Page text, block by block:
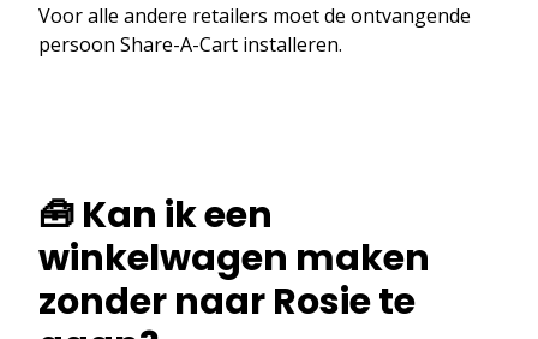
Voor alle andere retailers moet de ontvangende
persoon Share-A-Cart installeren.
🧰 Kan ik een
winkelwagen maken
zonder naar Rosie te